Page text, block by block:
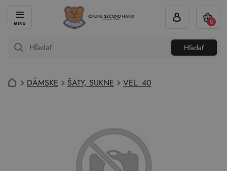
ONLINE SECOND HAND
od roku 2004
Hľadať
0
DÁMSKE ŠATY, SUKNE VEL. 40